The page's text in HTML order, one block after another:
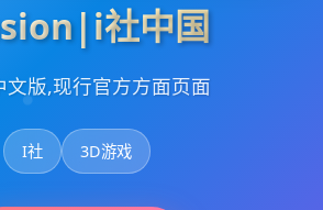
社中国
文版,现行官方方面页面
I社 3D游戏